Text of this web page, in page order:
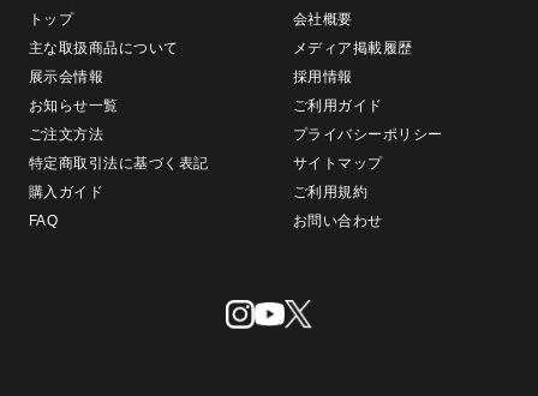
トップ
会社概要
主な取扱商品について
メディア掲載履歴
展示会情報
採用情報
お知らせ一覧
ご利用ガイド
ご注文方法
プライバシーポリシー
特定商取引法に基づく表記
サイトマップ
購入ガイド
ご利用規約
FAQ
お問い合わせ